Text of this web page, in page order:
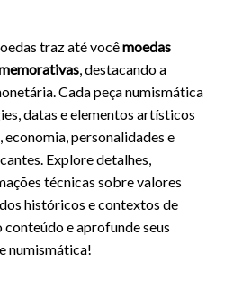
traz até vocêmoedas
, destacando a
Cada peça numismática
datas e elementos artísticos
personalidades e
Explore detalhes,
técnicas sobre valores
históricos e contextos de
e aprofunde seus
numismática!